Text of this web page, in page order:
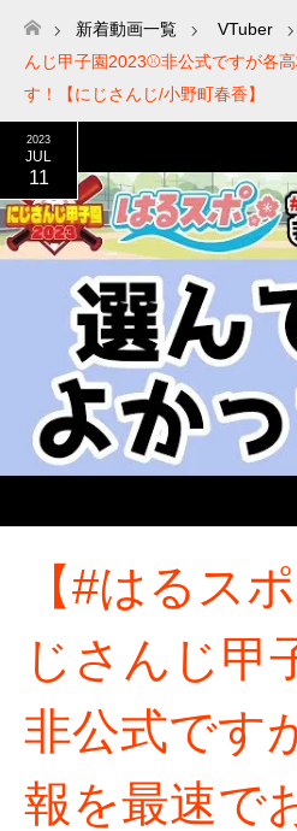
ホーム
新着動画一覧 VTuber
んじ甲子園2023⚾非公式ですが各
す！【にじさんじ/小野町春香】
2023
JUL
11
【#はるス
じさんじ甲
非公式です
報を最速で